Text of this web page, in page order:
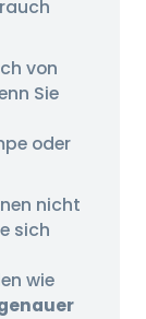
von
Sie
oder
nicht
sich
wie